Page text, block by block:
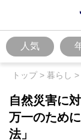
人気
トップ> 暮らし >
自然災害に
万一のため
法」